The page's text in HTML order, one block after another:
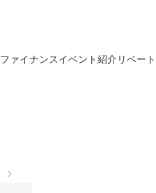
ファイナンスイベント紹介リベート